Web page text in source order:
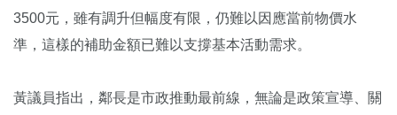
3500元，雖有調升但幅度有限，仍難以因應當前物價水
準，這樣的補助金額已難以支撐基本活動需求。
黃議員指出，鄰長是市政推動最前線，無論是政策宣導、關